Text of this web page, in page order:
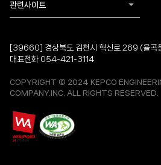
관련사이트
[39660] 경상북도 김천시 혁신로 269 (율곡
대표전화 054-421-3114
COPYRIGHT © 2024 KEPCO
COMPANY.INC. ALL RIGHTS RESERVED.